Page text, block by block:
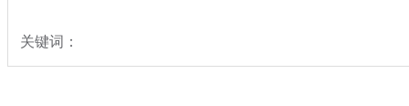
关键词：